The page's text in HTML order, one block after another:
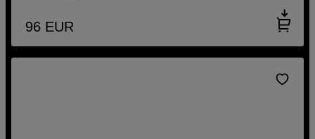
96 EUR